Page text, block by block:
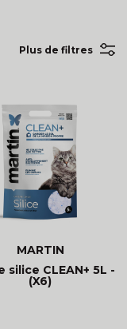
Plus de filtres
MARTIN
silice CLEAN+ 5L -
(X6)